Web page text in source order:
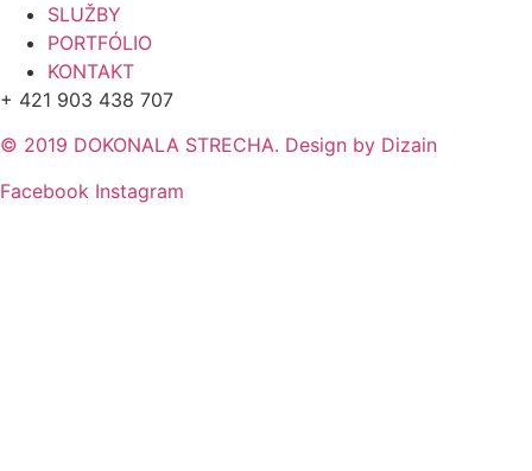
SLUŽBY
PORTFÓLIO
KONTAKT
+ 421 903 438 707
© 2019 DOKONALA STRECHA. Design by Dizain
Facebook Instagram